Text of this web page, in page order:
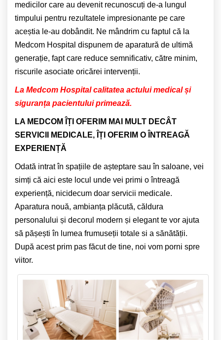
medicilor care au devenit recunoscuți de-a lungul
timpului pentru rezultatele impresionante pe care
aceștia le-au dobândit. Ne mândrim cu faptul că la
Medcom Hospital dispunem de aparatură de ultimă
generație, fapt care reduce semnificativ, către minim,
riscurile asociate oricărei intervenții.
La Medcom Hospital calitatea actului medical și
siguranța pacientului primează.
LA MEDCOM ÎȚI OFERIM MAI MULT DECÂT
SERVICII MEDICALE, ÎȚI OFERIM O ÎNTREAGĂ
EXPERIENȚĂ
Odată intrat în spațiile de așteptare sau în saloane, vei
simți că aici este locul unde vei primi o întreagă
experiență, nicidecum doar servicii medicale.
Aparatura nouă, ambianța plăcută, căldura
personalului și decorul modern și elegant te vor ajuta
să pășești în lumea frumuseții totale si a sănătății.
După acest prim pas făcut de tine, noi vom porni spre
viitor.